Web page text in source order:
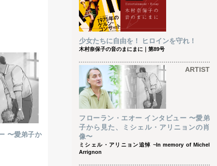
〜愛弟子か
少女たちに自由を！ ヒロインを守れ！
木村奈保子の音のまにまに｜第89号
ARTIST
フローラン・エオー インタビュー 〜愛弟
子から見た、ミシェル・アリニョンの肖
像〜
ミシェル・アリニョン追悼 ~In memory of Michel
Arrignon